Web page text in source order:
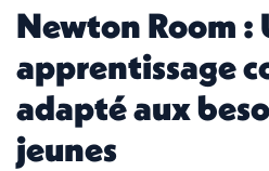
Newton Room :
apprentissage
adapté aux
jeunes